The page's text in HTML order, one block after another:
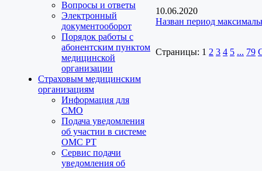
Вопросы и ответы
Электронный
документооборот
Порядок работы с
абонентским пунктом
медицинской
организации
Страховым медицинским
организациям
Информация для
СМО
Подача уведомления
об участии в системе
ОМС РТ
Сервис подачи
уведомления об
10.06.2020
Назван период
Страницы: 1 2 3 4 5 ... 79